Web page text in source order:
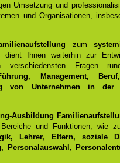
Umsetzung und
und Organisationen,
zum
dient Ihnen weiterhin zur
verschiedensten Fragen
Management, Beruf,
von Unternehmen in der
Ausbildung
und Funktionen, wie
Lehrer, Eltern, soziale
Personalauswahl,